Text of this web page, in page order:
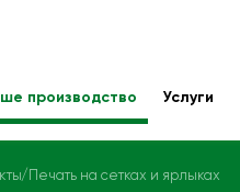
производство Услуги
Печать на сетках и ярлыках